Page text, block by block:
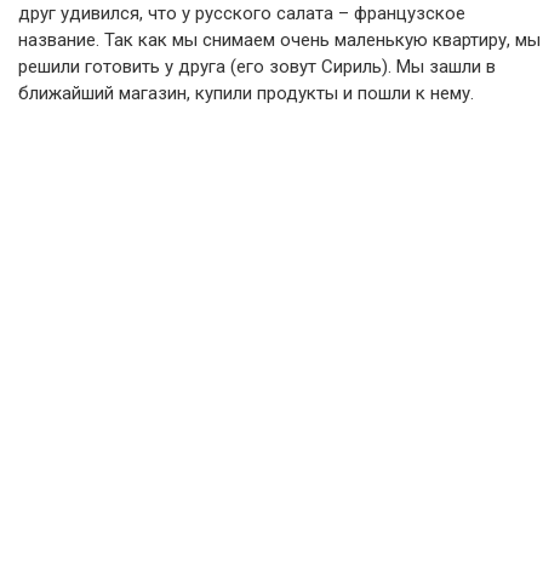
друг удивился, что у русского салата – французское
название. Так как мы снимаем очень маленькую квартиру, мы
решили готовить у друга (его зовут Сириль). Мы зашли в
ближайший магазин, купили продукты и пошли к нему.